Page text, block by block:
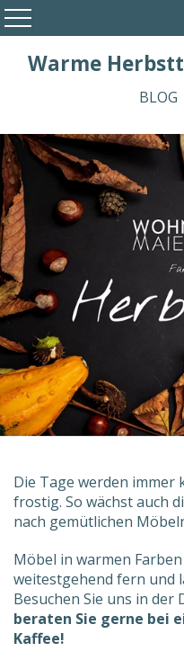
Warme
BLOG
Die Tage werden immer
frostig. So wächst auch
nach gemütlichen
Möbel in warmen
weitestgehend fern und
Besuchen Sie uns in der
beraten Sie gerne bei
Kaffee!